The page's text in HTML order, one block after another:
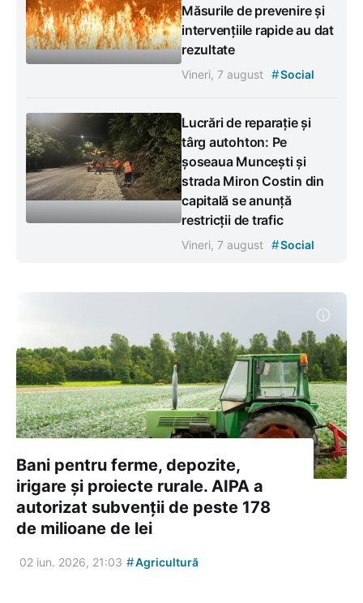
Măsurile de prevenire și
intervențiile rapide au dat
rezultate
Vineri, 7 august #Social
Lucrări de reparație și
târg autohton: Pe
șoseaua Muncești și
strada Miron Costin din
capitală se anunță
restricții de trafic
Vineri, 7 august #Social
Bani pentru ferme, depozite,
irigare și proiecte rurale. AIPA a
autorizat subvenții de peste 178
de milioane de lei
02 iun. 2026, 21:03 #Agricultură